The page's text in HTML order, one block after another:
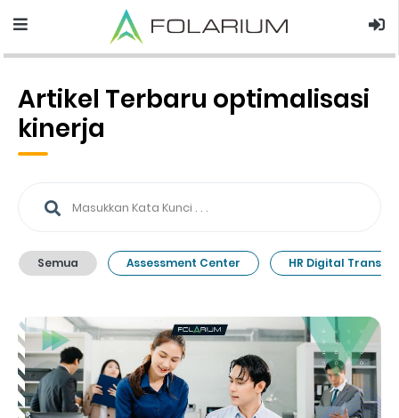
Artikel Terbaru optimalisasi
kinerja
Semua Assessment Center HR Digital